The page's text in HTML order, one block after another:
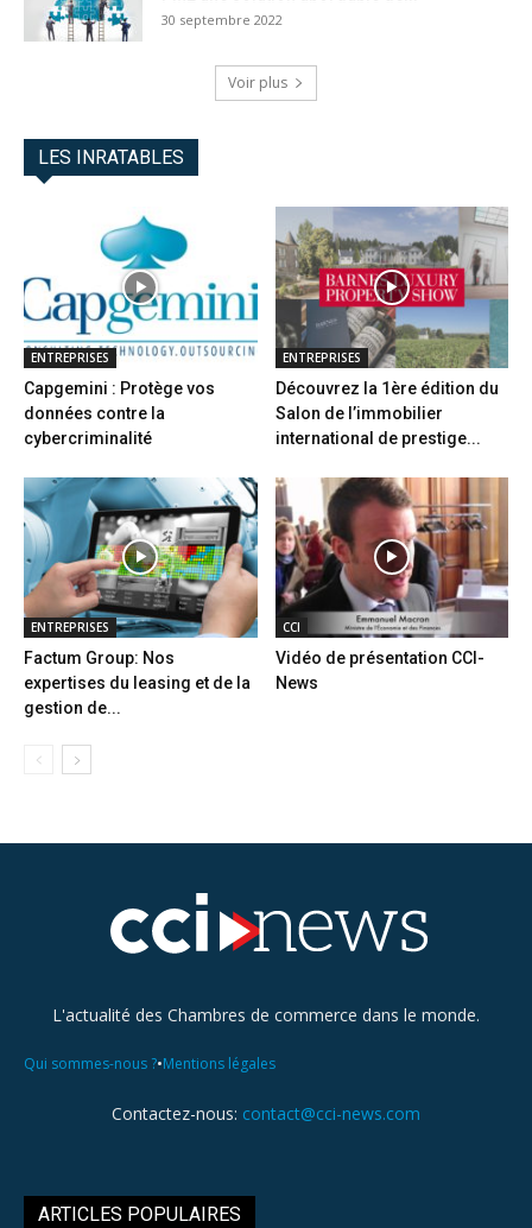
30 septembre 2022
Voir plus
LES INRATABLES
ENTREPRISES
Capgemini : Protège vos
données contre la
cybercriminalité
ENTREPRISES
Découvrez la 1ère édition du
Salon de l’immobilier
international de prestige...
ENTREPRISES
Factum Group: Nos
expertises du leasing et de la
gestion de...
CCI
Vidéo de présentation CCI-
News
L'actualité des Chambres de commerce dans le monde.
Qui sommes-nous ?•Mentions légales
Contactez-nous: contact@cci-news.com
ARTICLES POPULAIRES